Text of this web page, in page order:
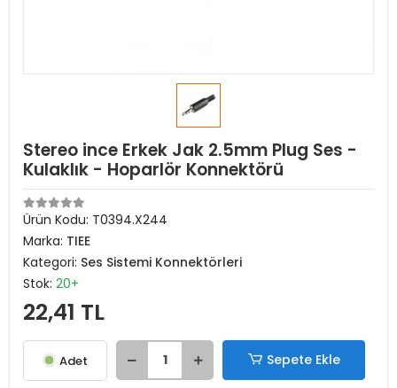
Stereo ince Erkek Jak 2.5mm Plug Ses -
Kulaklık - Hoparlör Konnektörü
Ürün Kodu: T0394.X244
Marka: TIEE
Kategori: Ses Sistemi Konnektörleri
Stok: 20+
22,41 TL
Adet Sepete Ekle